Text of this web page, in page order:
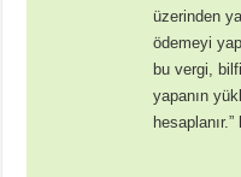
üzerinden
ödemeyi
bu vergi,
yapanın